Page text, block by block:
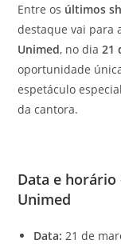
Entre os últimos
destaque vai para
Unimed, no dia21
oportunidade
espetáculo
da cantora.
Data e horário
Unimed
Data: 21 de